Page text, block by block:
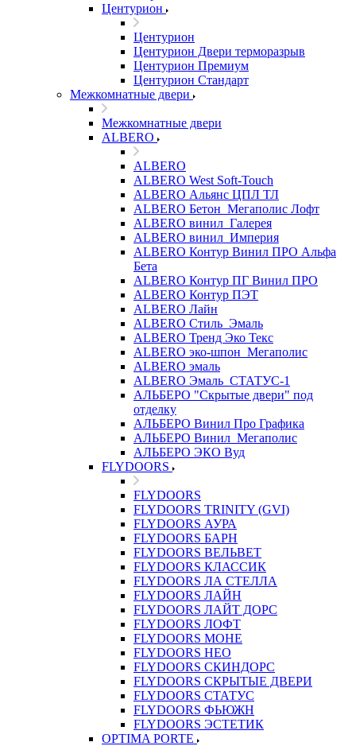
Центурион
Центурион
Центурион Двери терморазрыв
Центурион Премиум
Центурион Стандарт
Межкомнатные двери
Межкомнатные двери
ALBERO
ALBERO
ALBERO West Soft-Touch
ALBERO Альянс ЦПЛ ТЛ
ALBERO Бетон_Мегаполис Лофт
ALBERO винил_Галерея
ALBERO винил_Империя
ALBERO Контур Винил ПРО Альфа
Бета
ALBERO Контур ПГ Винил ПРО
ALBERO Контур ПЭТ
ALBERO Лайн
ALBERO Стиль_Эмаль
ALBERO Тренд Эко Текс
ALBERO эко-шпон_Мегаполис
ALBERO эмаль
ALBERO Эмаль_СТАТУС-1
АЛЬБЕРО "Скрытые двери" под
отделку
АЛЬБЕРО Винил Про Графика
АЛЬБЕРО Винил_Мегаполис
АЛЬБЕРО ЭКО Вуд
FLYDOORS
FLYDOORS
FLYDOORS TRINITY (GVI)
FLYDOORS АУРА
FLYDOORS БАРН
FLYDOORS ВЕЛЬВЕТ
FLYDOORS КЛАССИК
FLYDOORS ЛА СТЕЛЛА
FLYDOORS ЛАЙН
FLYDOORS ЛАЙТ ДОРС
FLYDOORS ЛОФТ
FLYDOORS МОНЕ
FLYDOORS НЕО
FLYDOORS СКИНДОРС
FLYDOORS СКРЫТЫЕ ДВЕРИ
FLYDOORS СТАТУС
FLYDOORS ФЬЮЖН
FLYDOORS ЭСТЕТИК
OPTIMA PORTE